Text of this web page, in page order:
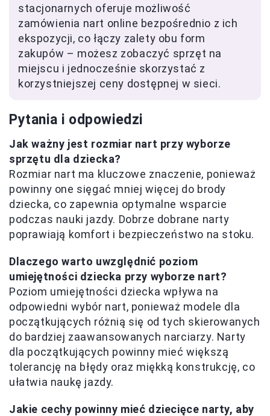
stacjonarnych oferuje możliwość
zamówienia nart online bezpośrednio z ich
ekspozycji, co łączy zalety obu form
zakupów – możesz zobaczyć sprzęt na
miejscu i jednocześnie skorzystać z
korzystniejszej ceny dostępnej w sieci.
Pytania i odpowiedzi
Jak ważny jest rozmiar nart przy wyborze
sprzętu dla dziecka?
Rozmiar nart ma kluczowe znaczenie, ponieważ
powinny one sięgać mniej więcej do brody
dziecka, co zapewnia optymalne wsparcie
podczas nauki jazdy. Dobrze dobrane narty
poprawiają komfort i bezpieczeństwo na stoku.
Dlaczego warto uwzględnić poziom
umiejętności dziecka przy wyborze nart?
Poziom umiejętności dziecka wpływa na
odpowiedni wybór nart, ponieważ modele dla
początkujących różnią się od tych skierowanych
do bardziej zaawansowanych narciarzy. Narty
dla początkujących powinny mieć większą
tolerancję na błędy oraz miękką konstrukcję, co
ułatwia naukę jazdy.
Jakie cechy powinny mieć dziecięce narty, aby